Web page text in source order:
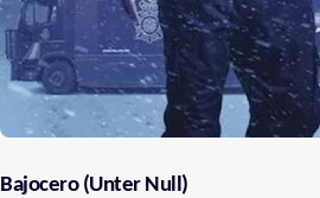
Bajocero (Unter Null)